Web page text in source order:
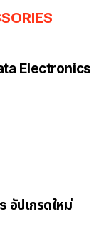
Electronics
อัปเกรดใหม่